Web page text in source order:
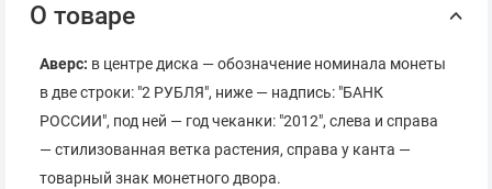
О товаре
Аверс: в центре диска — обозначение номинала монеты
в две строки: "2 РУБЛЯ", ниже — надпись: "БАНК
РОССИИ", под ней — год чеканки: "2012", слева и справа
— стилизованная ветка растения, справа у канта —
товарный знак монетного двора.